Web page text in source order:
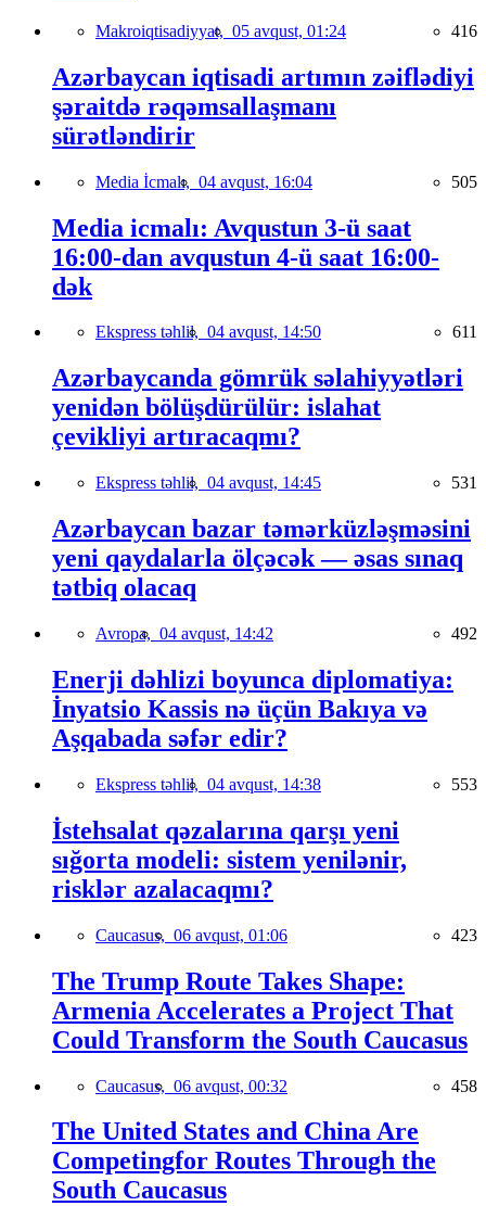
Makroiqtisadiyyat, 05 avqust, 01:24 416
Azərbaycan iqtisadi artımın zəiflədiyi
şəraitdə rəqəmsallaşmanı
sürətləndirir
Media İcmalı, 04 avqust, 16:04 505
Media icmalı: Avqustun 3-ü saat
16:00-dan avqustun 4-ü saat 16:00-
dək
Ekspress təhlil, 04 avqust, 14:50 611
Azərbaycanda gömrük səlahiyyətləri
yenidən bölüşdürülür: islahat
çevikliyi artıracaqmı?
Ekspress təhlil, 04 avqust, 14:45 531
Azərbaycan bazar təmərküzləşməsini
yeni qaydalarla ölçəcək — əsas sınaq
tətbiq olacaq
Avropa, 04 avqust, 14:42 492
Enerji dəhlizi boyunca diplomatiya:
İnyatsio Kassis nə üçün Bakıya və
Aşqabada səfər edir?
Ekspress təhlil, 04 avqust, 14:38 553
İstehsalat qəzalarına qarşı yeni
sığorta modeli: sistem yenilənir,
risklər azalacaqmı?
Caucasus, 06 avqust, 01:06 423
The Trump Route Takes Shape:
Armenia Accelerates a Project That
Could Transform the South Caucasus
Caucasus, 06 avqust, 00:32 458
The United States and China Are
Competingfor Routes Through the
South Caucasus